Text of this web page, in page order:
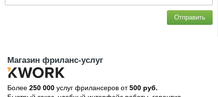
Отправить
Магазин фриланс-услуг
Более 250 000 услуг фрилансеров от500 руб.